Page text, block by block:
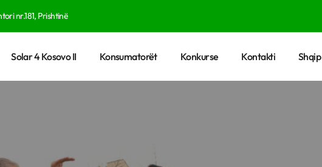
nr.181, Prishtinë
Solar 4 Kosovo II Konsumatorët Konkurse Kontakti Shqip